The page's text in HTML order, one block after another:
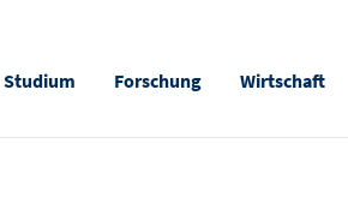
Studium Forschung Wirtschaft